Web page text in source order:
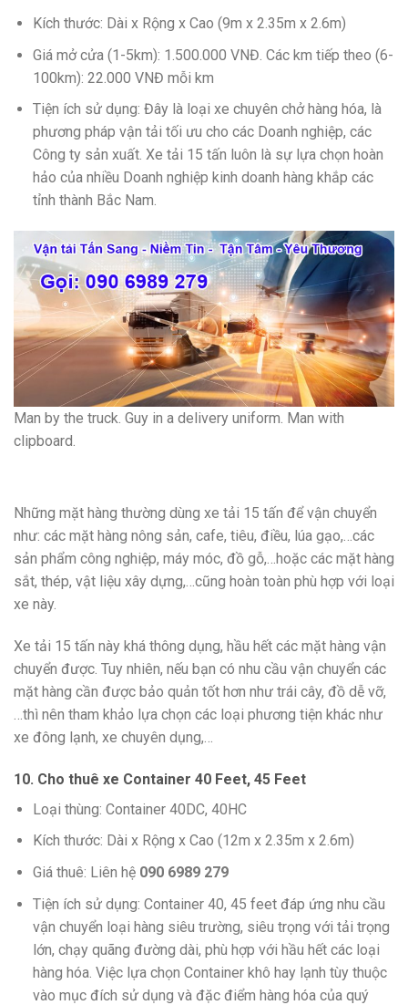
Kích thước: Dài x Rộng x Cao (9m x 2.35m x 2.6m)
Giá mở cửa (1-5km): 1.500.000 VNĐ. Các km tiếp theo (6-
100km): 22.000 VNĐ mỗi km
Tiện ích sử dụng: Đây là loại xe chuyên chở hàng hóa, là
phương pháp vận tải tối ưu cho các Doanh nghiệp, các
Công ty sản xuất. Xe tải 15 tấn luôn là sự lựa chọn hoàn
hảo của nhiều Doanh nghiệp kinh doanh hàng khắp các
tỉnh thành Bắc Nam.
Man by the truck. Guy in a delivery uniform. Man with
clipboard.
Những mặt hàng thường dùng xe tải 15 tấn để vận chuyển
như: các mặt hàng nông sản, cafe, tiêu, điều, lúa gạo,…các
sản phẩm công nghiệp, máy móc, đồ gỗ,…hoặc các mặt hàng
sắt, thép, vật liệu xây dựng,…cũng hoàn toàn phù hợp với loại
xe này.
Xe tải 15 tấn này khá thông dụng, hầu hết các mặt hàng vận
chuyển được. Tuy nhiên, nếu bạn có nhu cầu vận chuyển các
mặt hàng cần được bảo quản tốt hơn như trái cây, đồ dễ vỡ,
…thì nên tham khảo lựa chọn các loại phương tiện khác như
xe đông lạnh, xe chuyên dụng,…
10. Cho thuê xe Container 40 Feet, 45 Feet
Loại thùng: Container 40DC, 40HC
Kích thước: Dài x Rộng x Cao (12m x 2.35m x 2.6m)
Giá thuê: Liên hệ 090 6989 279
Tiện ích sử dụng: Container 40, 45 feet đáp ứng nhu cầu
vận chuyển loại hàng siêu trường, siêu trọng với tải trọng
lớn, chạy quãng đường dài, phù hợp với hầu hết các loại
hàng hóa. Việc lựa chọn Container khô hay lạnh tùy thuộc
vào mục đích sử dụng và đặc điểm hàng hóa của quý